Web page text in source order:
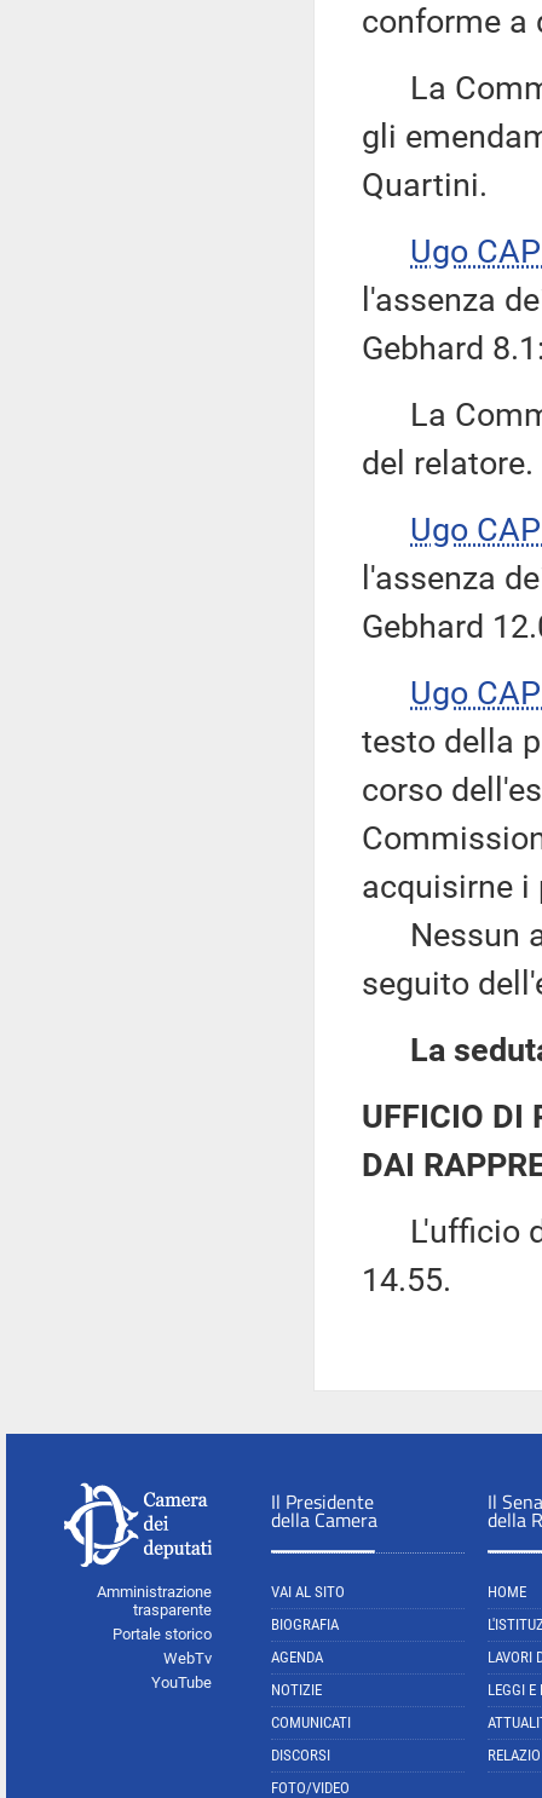
conforme a
La
gli
Quartini.
Ugo
l'assenza
Gebhard
La
del relatore.
Ugo
l'assenza
Gebhard
Ugo
testo della
corso
acquisirne i
Nessun
seguito
La
UFFICIO DI
DAI
L'ufficio di
14.55.
Amministrazione
trasparente
Portale storico
WebTv
YouTube
Il Presidente
della Camera
VAI AL SITO
BIOGRAFIA
AGENDA
NOTIZIE
COMUNICATI
DISCORSI
FOTO/VIDEO
Il
della
HOME
LAVORI
LEGGI E